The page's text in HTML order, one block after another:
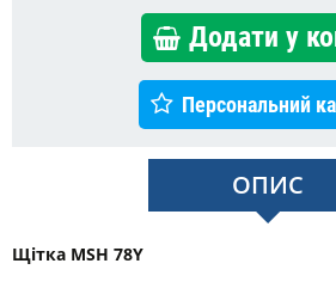
Додати у
Персональний
ОПИС
Щітка MSH 78Y